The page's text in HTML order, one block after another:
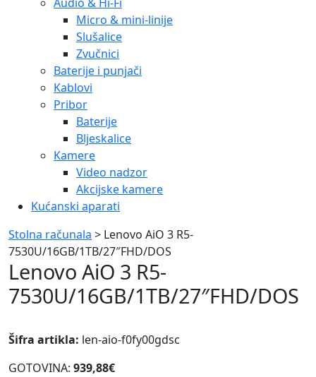
Micro & mini-linije
Slušalice
Zvučnici
Baterije i punjači
Kablovi
Pribor
Baterije
Bljeskalice
Kamere
Video nadzor
Akcijske kamere
Kućanski aparati
Stolna računala > Lenovo AiO 3 R5-
7530U/16GB/1TB/27″FHD/DOS
Lenovo AiO 3 R5-
7530U/16GB/1TB/27″FHD/DOS
Šifra artikla: len-aio-f0fy00gdsc
GOTOVINA: 939,88€